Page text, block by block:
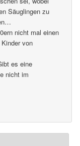
Säuglingen zu
nicht mal einen
von
es eine
nicht im